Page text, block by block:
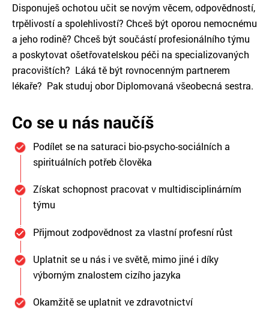
Disponuješ ochotou učit se novým věcem, odpovědností,
trpělivostí a spolehlivostí? Chceš být oporou nemocnému
a jeho rodině? Chceš být součástí profesionálního týmu
a poskytovat ošetřovatelskou péči na specializovaných
pracovištích? Láká tě být rovnocenným partnerem
lékaře? Pak studuj obor Diplomovaná všeobecná sestra.
Co se u nás naučíš
Podílet se na saturaci bio-psycho-sociálních a
spirituálních potřeb člověka
Získat schopnost pracovat v multidisciplinárním
týmu
Přijmout zodpovědnost za vlastní profesní růst
Uplatnit se u nás i ve světě, mimo jiné i díky
výborným znalostem cizího jazyka
Okamžitě se uplatnit ve zdravotnictví